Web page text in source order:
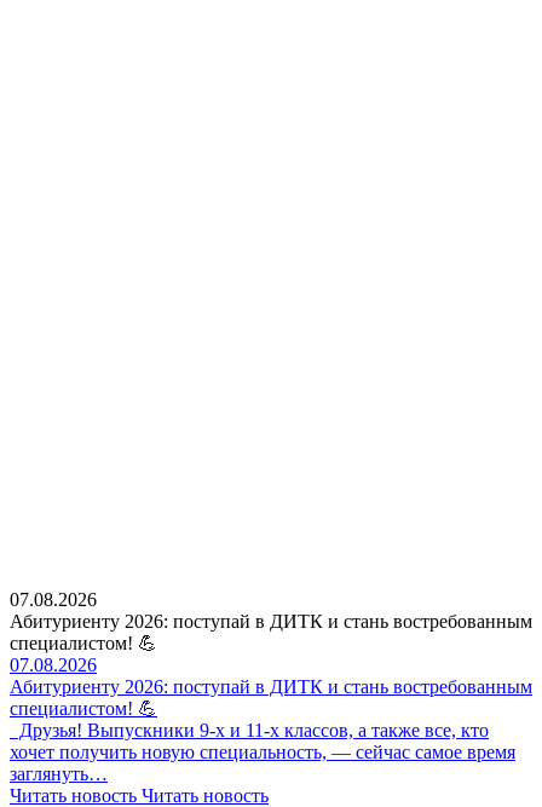
07.08.2026
Абитуриенту 2026: поступай в ДИТК и стань востребованным
специалистом! 💪
07.08.2026
Абитуриенту 2026: поступай в ДИТК и стань востребованным
специалистом! 💪
Друзья! Выпускники 9-х и 11-х классов, а также все, кто
хочет получить новую специальность, — сейчас самое время
заглянуть…
Читать новость Читать новость